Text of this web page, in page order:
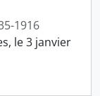
1916
le 3 janvier